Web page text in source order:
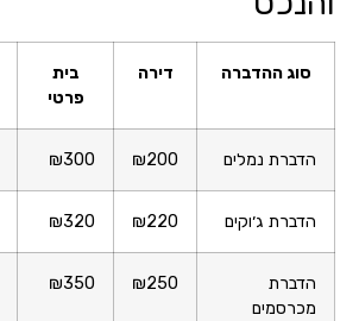
סוג ההדברה דירה
בית
פרטי
הדברת נמלים ₪200
₪300
הדברת ג׳וקים ₪220
₪320
הדברת
מכרסמים
₪250
₪350